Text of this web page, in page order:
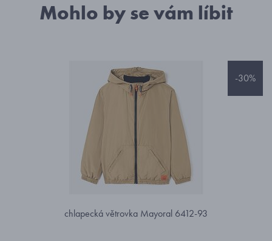
Mohlo by se vám líbit
-30%
chlapecká větrovka Mayoral 6412-93